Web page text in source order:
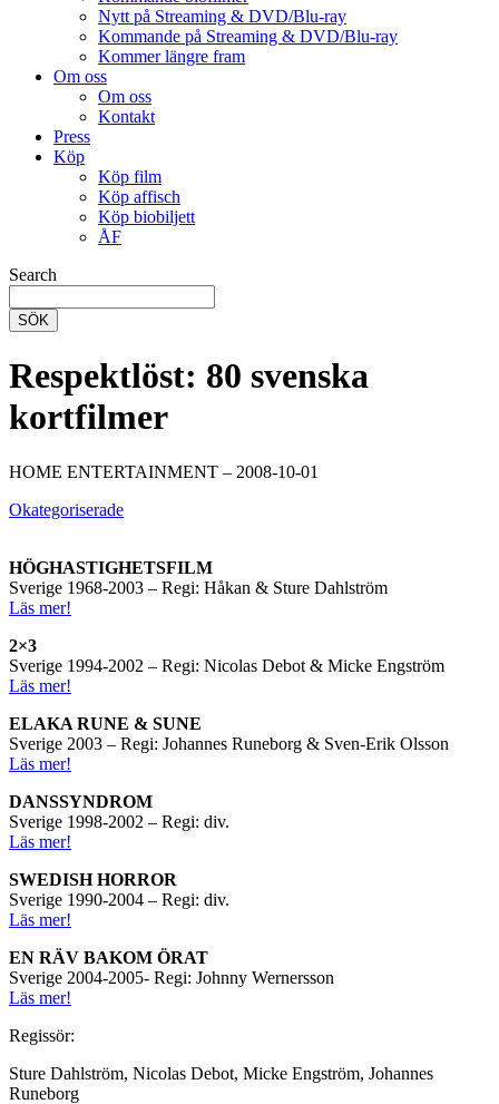
Nytt på Streaming & DVD/Blu-ray
Kommande på Streaming & DVD/Blu-ray
Kommer längre fram
Om oss
Om oss
Kontakt
Press
Köp
Köp film
Köp affisch
Köp biobiljett
ÅF
Search
SÖK
Respektlöst: 80 svenska
kortfilmer
HOME ENTERTAINMENT – 2008-10-01
Okategoriserade
HÖGHASTIGHETSFILM
Sverige 1968-2003 – Regi: Håkan & Sture Dahlström
Läs mer!
2×3
Sverige 1994-2002 – Regi: Nicolas Debot & Micke Engström
Läs mer!
ELAKA RUNE & SUNE
Sverige 2003 – Regi: Johannes Runeborg & Sven-Erik Olsson
Läs mer!
DANSSYNDROM
Sverige 1998-2002 – Regi: div.
Läs mer!
SWEDISH HORROR
Sverige 1990-2004 – Regi: div.
Läs mer!
EN RÄV BAKOM ÖRAT
Sverige 2004-2005- Regi: Johnny Wernersson
Läs mer!
Regissör:
Sture Dahlström, Nicolas Debot, Micke Engström, Johannes
Runeborg